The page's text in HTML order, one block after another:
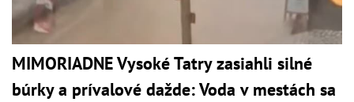
MIMORIADNE Vysoké Tatry zasiahli silné
búrky a prívalové dažde: Voda v mestách sa